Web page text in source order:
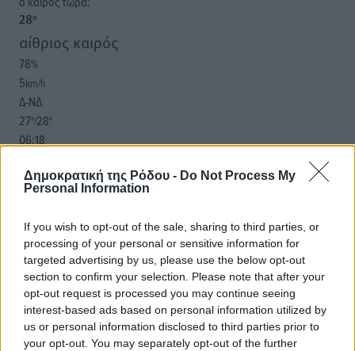
Δημοκρατική της Ρόδου - Do Not Process My
Personal Information
If you wish to opt-out of the sale, sharing to third parties, or
processing of your personal or sensitive information for
targeted advertising by us, please use the below opt-out
section to confirm your selection. Please note that after your
opt-out request is processed you may continue seeing
interest-based ads based on personal information utilized by
us or personal information disclosed to third parties prior to
your opt-out. You may separately opt-out of the further
28°
αίθριος καιρός
78%
5km/h
Δ-ΝΔ
27°/28°
06:18
πρόγνωση:
29 °
30 °
ΤΡ
29°
ΤΕ
29°
ΠΕ